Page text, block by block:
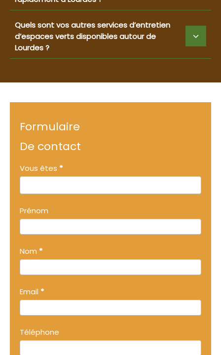
Quels sont vos autres services d’entretien
d’espaces verts disponibles autour de
Lourdes ?
Formulaire
De contact
Formulaire
simple
avec
téléphone
Vous êtes *
êtes
Prénom
Nom *
Email *
Téléphone